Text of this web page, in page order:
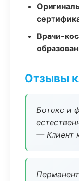
Врачи-
Отзывы
Ботокс и
— Клиент